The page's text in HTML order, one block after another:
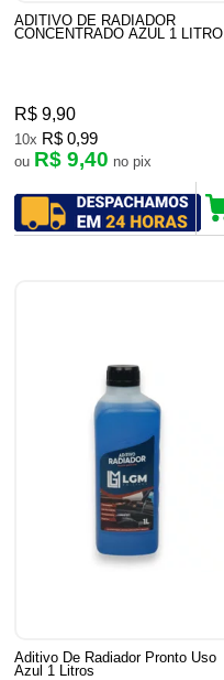
ADITIVO DE RADIADOR
CONCENTRADO AZUL 1 LITRO
R$ 9,90
10x R$ 0,99
ou R$ 9,40 no pix
Aditivo De Radiador Pronto Uso
Azul 1 Litros